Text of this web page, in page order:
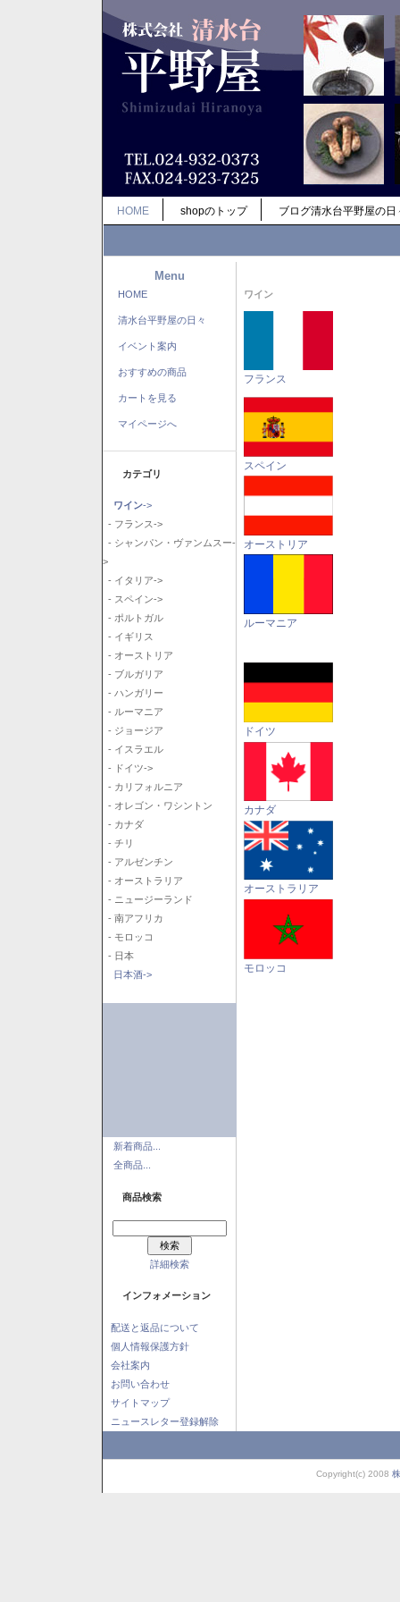
HOME shopのトップ ブログ清水台平野屋の日
Menu
HOME
清水台平野屋の日々
イベント案内
おすすめの商品
カートを見る
マイページへ
カテゴリ
ワイン->
- フランス->
- シャンパン・ヴァンムスー-
>
- イタリア->
- スペイン->
- ポルトガル
- イギリス
- オーストリア
- ブルガリア
- ハンガリー
- ルーマニア
- ジョージア
- イスラエル
- ドイツ->
- カリフォルニア
- オレゴン・ワシントン
- カナダ
- チリ
- アルゼンチン
- オーストラリア
- ニュージーランド
- 南アフリカ
- モロッコ
- 日本
日本酒->
新着商品...
全商品...
商品検索
詳細検索
インフォメーション
配送と返品について
個人情報保護方針
会社案内
お問い合わせ
サイトマップ
ニュースレター登録解除
ワイン
フランス
スペイン
オーストリア
ルーマニア
ドイツ
カナダ
オーストラリア
モロッコ
Copyright(c) 2008